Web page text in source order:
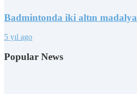
Badmintonda iki altın madalya
5 yıl ago
Popular News